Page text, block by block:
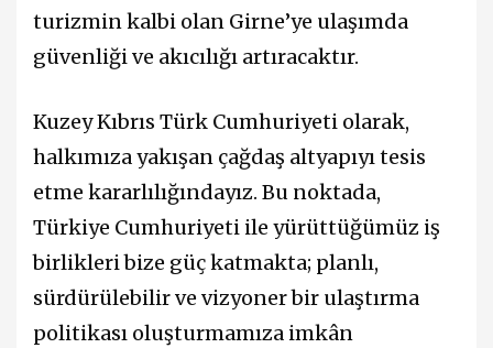
turizmin kalbi olan Girne’ye ulaşımda
güvenliği ve akıcılığı artıracaktır.
Kuzey Kıbrıs Türk Cumhuriyeti olarak,
halkımıza yakışan çağdaş altyapıyı tesis
etme kararlılığındayız. Bu noktada,
Türkiye Cumhuriyeti ile yürüttüğümüz iş
birlikleri bize güç katmakta; planlı,
sürdürülebilir ve vizyoner bir ulaştırma
politikası oluşturmamıza imkân